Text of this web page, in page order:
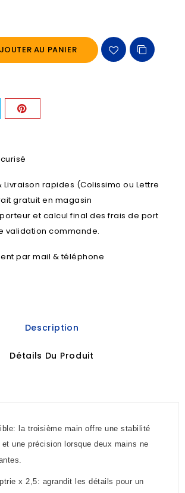
AU PANIER
Livraison rapides (Colissimo ou Lettre
gratuit en magasin
et calcul final des frais de port
validation commande.
par mail & téléphone
Description
Détails Du Produit
la troisième main offre une stabilité
une précision lorsque deux mains ne
x 2,5: agrandit les détails pour un